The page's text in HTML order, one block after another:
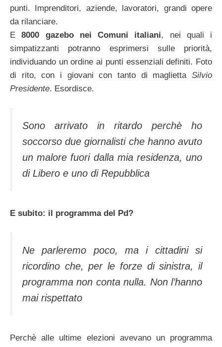
punti. Imprenditori, aziende, lavoratori, grandi opere
da rilanciare.
E8000 gazebo nei Comuni italiani, nei quali i
simpatizzanti potranno esprimersi sulle priorità,
individuando un ordine ai punti essenziali definiti. Foto
di rito, con i giovani con tanto di maglietta Silvio
Presidente. Esordisce.
Sono arrivato in ritardo perchè ho
soccorso due giornalisti che hanno avuto
un malore fuori dalla mia residenza, uno
di Libero e uno di Repubblica
E subito: il programma del Pd?
Ne parleremo poco, ma i cittadini si
ricordino che, per le forze di sinistra, il
programma non conta nulla. Non l’hanno
mai rispettato
Perchè alle ultime elezioni avevano un programma